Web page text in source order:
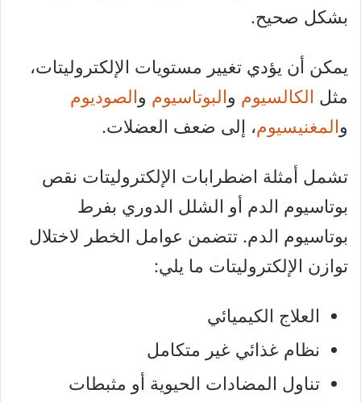
بشكل صحيح.
يمكن أن يؤدي تغيير مستويات الإلكتروليتات،
مثل الكالسيوم والبوتاسيوم والصوديوم
والمغنيسيوم، إلى ضعف العضلات.
تشمل أمثلة اضطرابات الإلكتروليتات نقص
بوتاسيوم الدم أو الشلل الدوري بفرط
بوتاسيوم الدم. تتضمن عوامل الخطر لاختلال
توازن الإلكتروليتات ما يلي:
العلاج الكيميائي
نظام غذائي غير متكامل
تناول المضادات الحيوية أو مثبطات